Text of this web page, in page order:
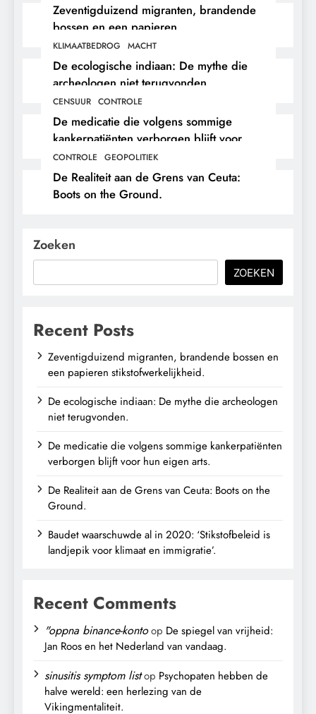
Zeventigduizend migranten, brandende
bossen en een papieren
stikstofwerkelijkheid.
KLIMAATBEDROG MACHT
De ecologische indiaan: De mythe die
archeologen niet terugvonden.
CENSUUR CONTROLE
De medicatie die volgens sommige
kankerpatiënten verborgen blijft voor
hun eigen arts.
CONTROLE GEOPOLITIEK
De Realiteit aan de Grens van Ceuta:
Boots on the Ground.
Zoeken
ZOEKEN
Recent Posts
Zeventigduizend migranten, brandende bossen en
een papieren stikstofwerkelijkheid.
De ecologische indiaan: De mythe die archeologen
niet terugvonden.
De medicatie die volgens sommige kankerpatiënten
verborgen blijft voor hun eigen arts.
De Realiteit aan de Grens van Ceuta: Boots on the
Ground.
Baudet waarschuwde al in 2020: ‘Stikstofbeleid is
landjepik voor klimaat en immigratie’.
Recent Comments
"oppna binance-kontoop De spiegel van vrijheid:
Jan Roos en het Nederland van vandaag.
sinusitis symptom listop Psychopaten hebben de
halve wereld: een herlezing van de
Vikingmentaliteit.